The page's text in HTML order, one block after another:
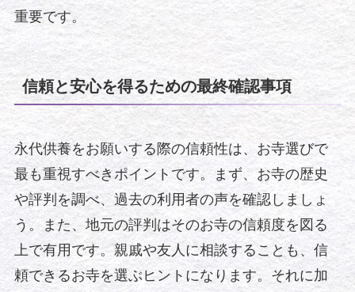
重要です。
信頼と安心を得るための最終確認事項
永代供養をお願いする際の信頼性は、お寺選びで
最も重視すべきポイントです。まず、お寺の歴史
や評判を調べ、過去の利用者の声を確認しましょ
う。また、地元の評判はそのお寺の信頼度を図る
上で有用です。親戚や友人に相談することも、信
頼できるお寺を選ぶヒントになります。それに加